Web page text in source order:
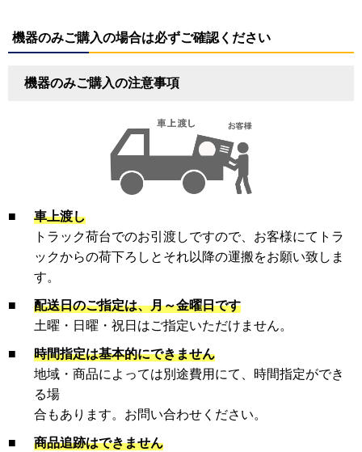
機器のみご購入の場合は必ずご確認ください
機器のみご購入の注意事項
■
車上渡し
トラック荷台でのお引渡しですので、お客様にてトラ
ックからの荷下ろしとそれ以降の運搬をお願い致しま
す。
■
配送日のご指定は、月～金曜日です
土曜・日曜・祝日はご指定いただけません。
■
時間指定は基本的にできません
地域・商品によっては別途費用にて、時間指定ができ
る場
合もあります。お問い合わせください。
■
商品追跡はできません